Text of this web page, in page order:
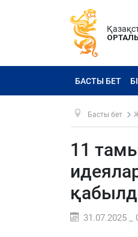
БАСТЫ БЕТ
Басты бет
11
31.07.2025 _